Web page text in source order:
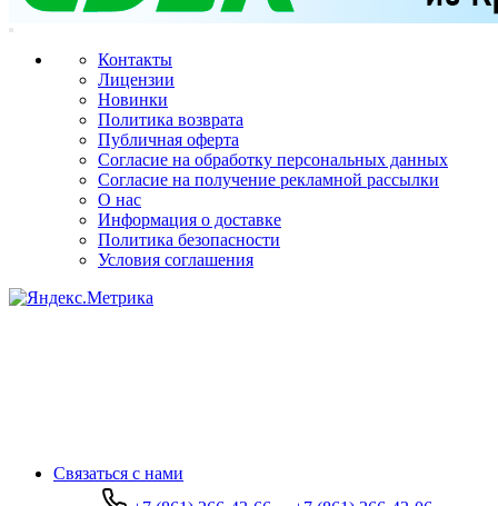
Контакты
Лицензии
Новинки
Политика возврата
Публичная оферта
Согласие на обработку персональных данных
Согласие на получение рекламной рассылки
О нас
Информация о доставке
Политика безопасности
Условия соглашения
Связаться с нами